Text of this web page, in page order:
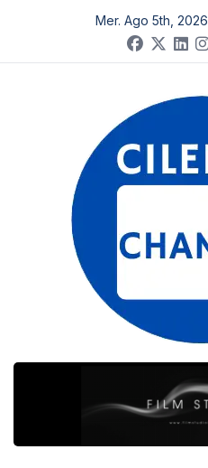
contenuto
Mer. Ago 5th, 2026